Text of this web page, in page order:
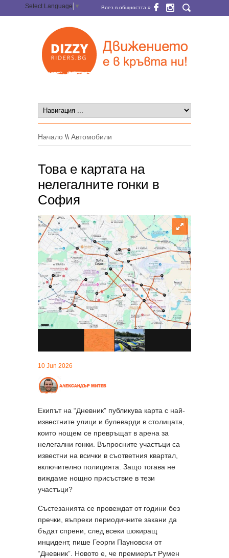
Select Language ▼ Влез в общността »
Начало \\ Автомобили
Това е картата на
нелегалните гонки в
София
10 Jun 2026
Екипът на “Дневник” публикува карта с най-
известните улици и булеварди в столицата,
които нощем се превръщат в арена за
нелегални гонки. Въпросните участъци са
известни на всички в съответния квартал,
включително полицията. Защо тогава не
виждаме нощно присъствие в тези
участъци?
Състезанията се провеждат от години без
пречки, въпреки периодичните закани да
бъдат спрени, след всеки шокиращ
инцидент, пише Георги Пауновски от
“Дневник”. Новото е, че премиерът Румен